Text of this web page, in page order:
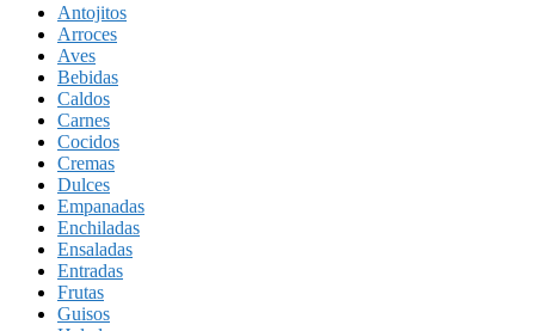
Antojitos
Arroces
Aves
Bebidas
Caldos
Carnes
Cocidos
Cremas
Dulces
Empanadas
Enchiladas
Ensaladas
Entradas
Frutas
Guisos